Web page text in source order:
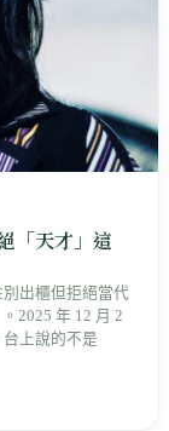
「天才」這
出櫃但拒絕當代
2025 年 12 月 2
上說的不是